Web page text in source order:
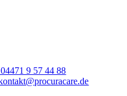
9 57 44 88